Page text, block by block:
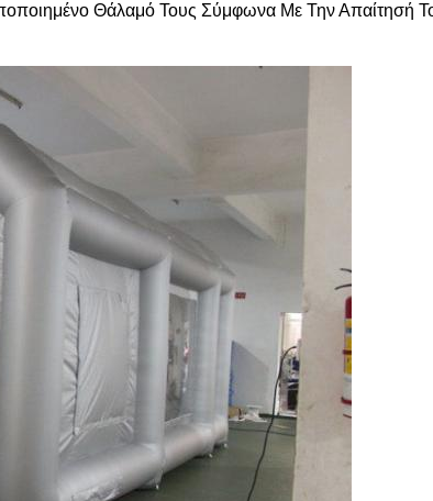
Θάλαμό Τους Σύμφωνα Με Την Απαίτησή